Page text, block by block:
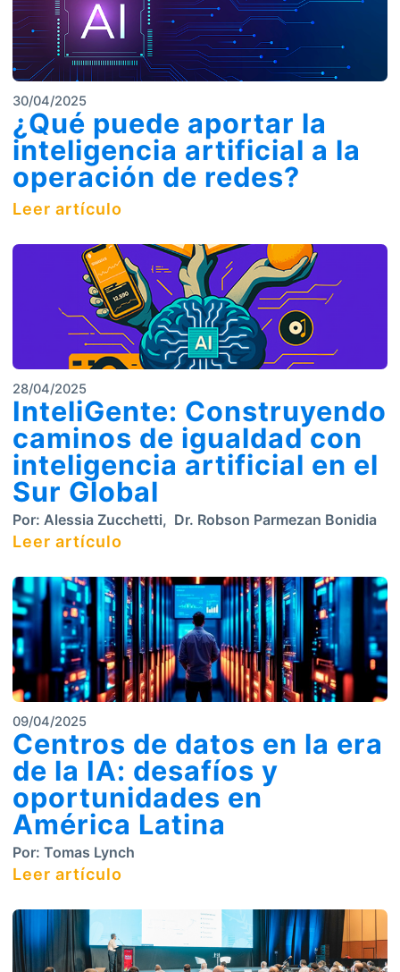
30/04/2025
¿Qué puede aportar la
inteligencia artificial a la
operación de redes?
Leer artículo
28/04/2025
InteliGente: Construyendo
caminos de igualdad con
inteligencia artificial en el
Sur Global
Por: Alessia Zucchetti, Dr. Robson Parmezan Bonidia
Leer artículo
09/04/2025
Centros de datos en la era
de la IA: desafíos y
oportunidades en
América Latina
Por: Tomas Lynch
Leer artículo